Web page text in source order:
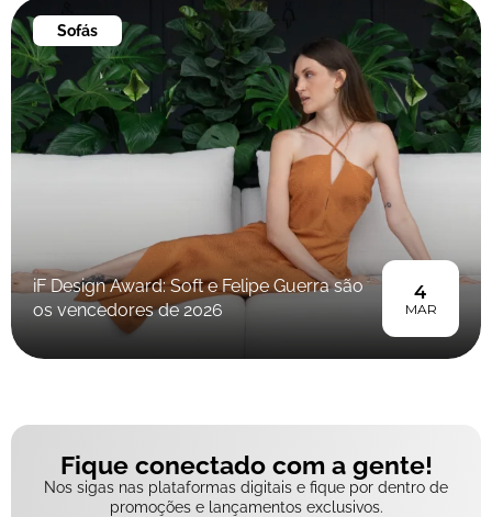
Sofás
iF Design Award: Soft e Felipe Guerra são
os vencedores de 2026
4
MAR
Fique conectado com a gente!
Nos sigas nas plataformas digitais e fique por dentro de
promoções e lançamentos exclusivos.